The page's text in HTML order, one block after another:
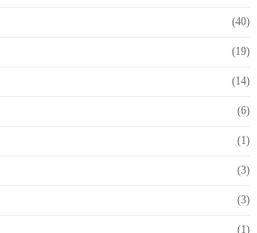
(40)
(19)
(14)
(6)
(1)
(3)
(3)
(1)